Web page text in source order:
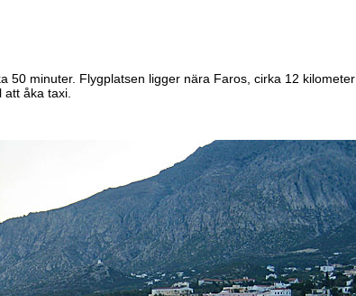
50 minuter. Flygplatsen ligger nära Faros, cirka 12 kilometer
åka taxi.